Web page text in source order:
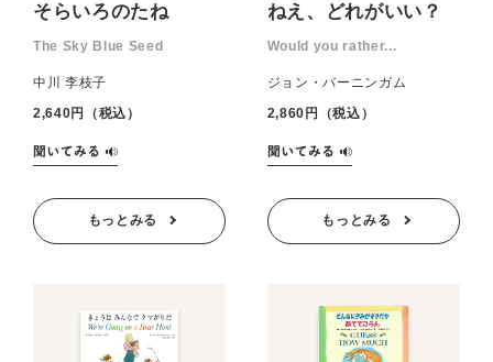
そらいろのたね
The Sky Blue Seed
中川 李枝子
2,640円（税込）
もっとみる
ねえ、どれがいい？
Would you rather...
ジョン・バーニンガム
2,860円（税込）
もっとみる